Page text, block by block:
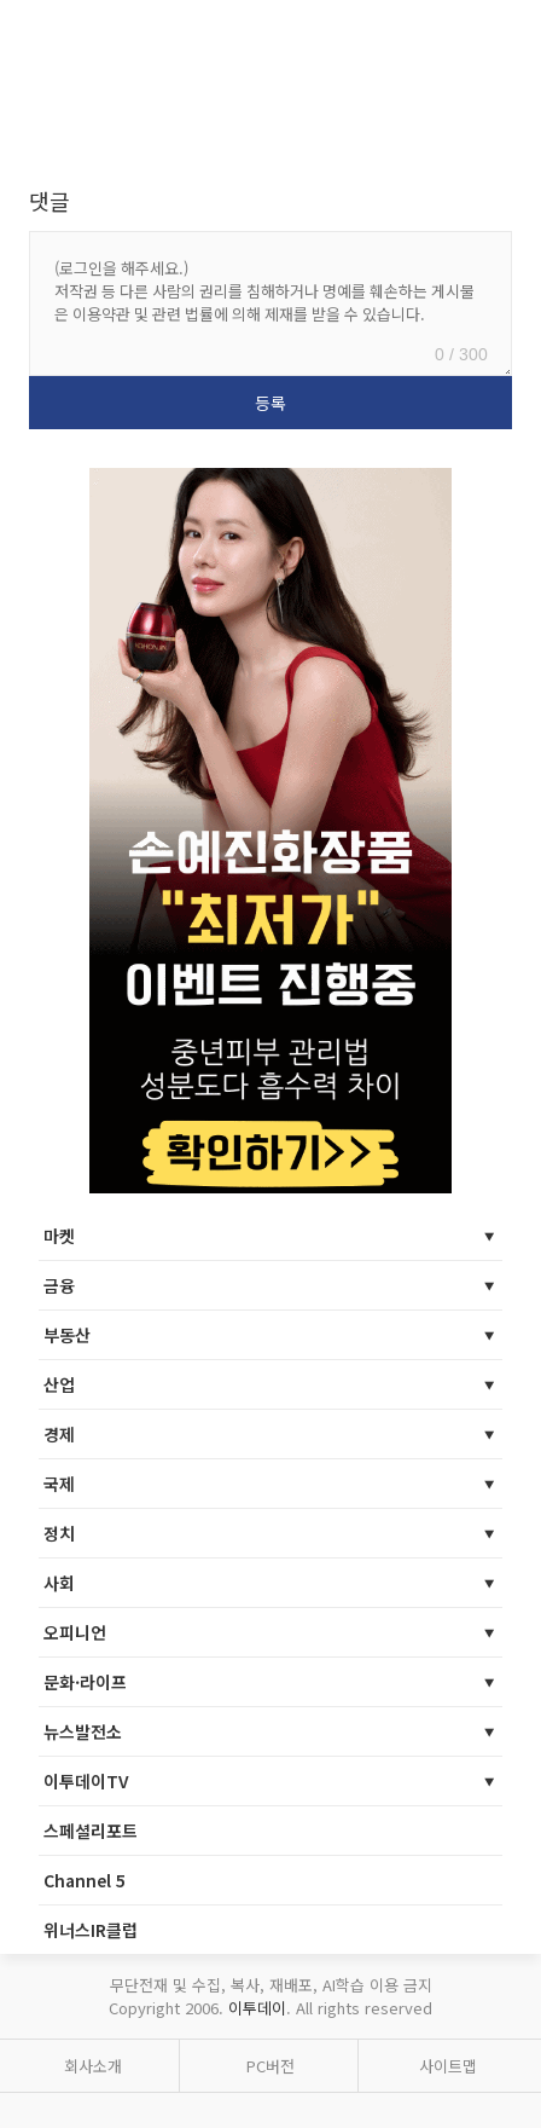
댓글
0 / 300
마켓
금융
부동산
산업
경제
국제
정치
사회
오피니언
문화·라이프
뉴스발전소
이투데이TV
스페셜리포트
Channel 5
위너스IR클럽
무단전재 및 수집, 복사, 재배포, AI학습 이용 금지
Copyright 2006. 이투데이. All rights reserved
회사소개 PC버전 사이트맵